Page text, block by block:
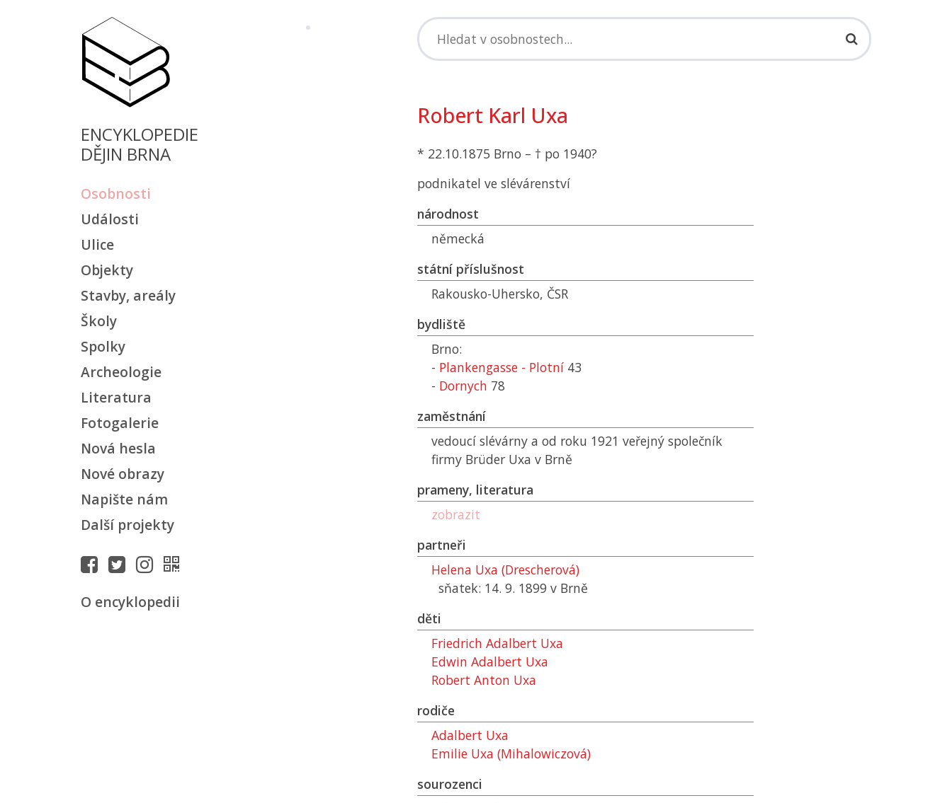
ENCYKLOPEDIE
DĚJIN BRNA
Osobnosti
Události
Ulice
Objekty
Stavby, areály
Školy
Spolky
Archeologie
Literatura
Fotogalerie
Nová hesla
Nové obrazy
Napište nám
Další projekty
O encyklopedii
Robert Karl Uxa
* 22.10.1875 Brno – † po 1940?
podnikatel ve slévárenství
národnost
německá
státní příslušnost
Rakousko-Uhersko, ČSR
bydliště
Brno:
- Plankengasse - Plotní 43
- Dornych 78
zaměstnání
vedoucí slévárny a od roku 1921 veřejný společník
firmy Brüder Uxa v Brně
prameny, literatura
zobrazit
partneři
Helena Uxa (Drescherová)
sňatek: 14. 9. 1899 v Brně
děti
Friedrich Adalbert Uxa
Edwin Adalbert Uxa
Robert Anton Uxa
rodiče
Adalbert Uxa
Emilie Uxa (Mihalowiczová)
sourozenci